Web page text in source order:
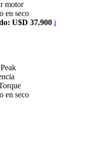
motor
en seco
U$D 37.900 i
en seco